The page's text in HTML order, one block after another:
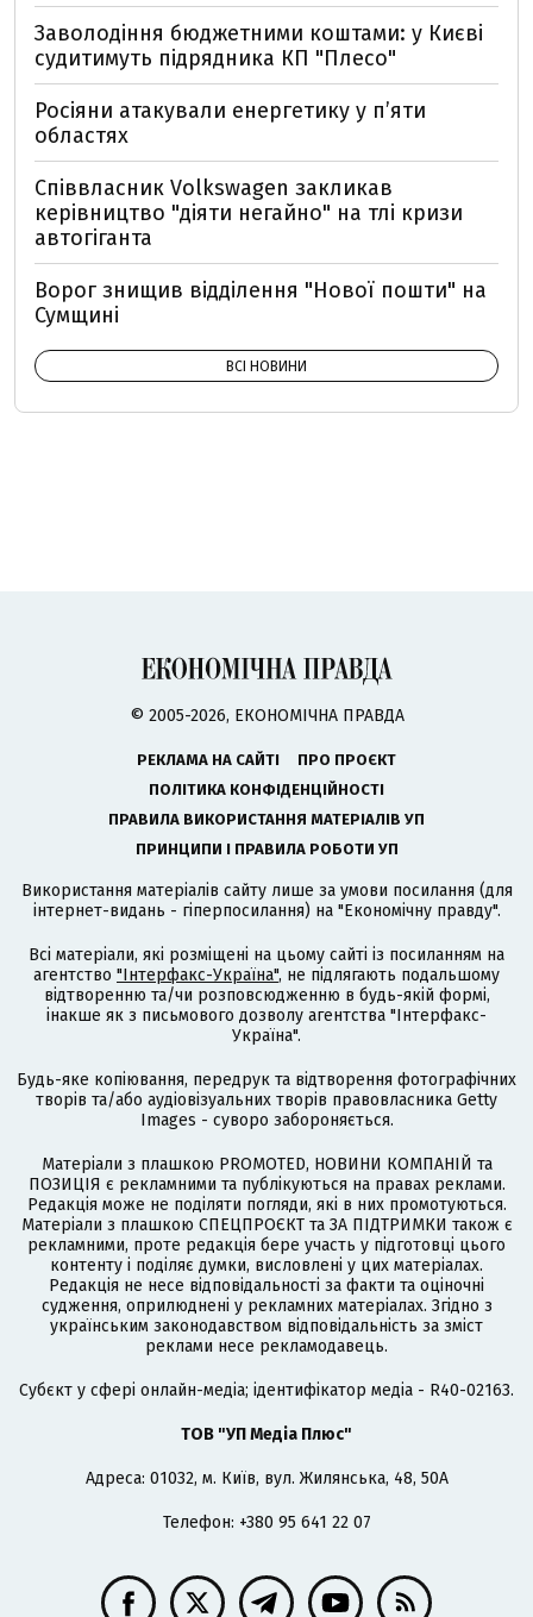
Заволодіння бюджетними коштами: у Києві
судитимуть підрядника КП "Плесо"
Росіяни атакували енергетику у пʼяти
областях
Співвласник Volkswagen закликав
керівництво "діяти негайно" на тлі кризи
автогіганта
Ворог знищив відділення "Нової пошти" на
Сумщині
ВСІ НОВИНИ
© 2005-2026, ЕКОНОМІЧНА ПРАВДА
РЕКЛАМА НА САЙТІ
ПРО ПРОЄКТ
ПОЛІТИКА КОНФІДЕНЦІЙНОСТІ
ПРАВИЛА ВИКОРИСТАННЯ МАТЕРІАЛІВ УП
ПРИНЦИПИ І ПРАВИЛА РОБОТИ УП
Використання матеріалів сайту лише за умови посилання (для
інтернет-видань - гіперпосилання) на "Економічну правду".
Всі матеріали, які розміщені на цьому сайті із посиланням на
агентство "Інтерфакс-Україна", не підлягають подальшому
відтворенню та/чи розповсюдженню в будь-якій формі,
інакше як з письмового дозволу агентства "Інтерфакс-
Україна".
Будь-яке копіювання, передрук та відтворення фотографічних
творів та/або аудіовізуальних творів правовласника Getty
Images - суворо забороняється.
Матеріали з плашкою PROMOTED, НОВИНИ КОМПАНІЙ та
ПОЗИЦІЯ є рекламними та публікуються на правах реклами.
Редакція може не поділяти погляди, які в них промотуються.
Матеріали з плашкою СПЕЦПРОЄКТ та ЗА ПІДТРИМКИ також є
рекламними, проте редакція бере участь у підготовці цього
контенту і поділяє думки, висловлені у цих матеріалах.
Редакція не несе відповідальності за факти та оціночні
судження, оприлюднені у рекламних матеріалах. Згідно з
українським законодавством відповідальність за зміст
реклами несе рекламодавець.
Cубєкт у сфері онлайн-медіа; ідентифікатор медіа - R40-02163.
ТОВ "УП Медіа Плюс"
Адреса: 01032, м. Київ, вул. Жилянська, 48, 50А
Телефон: +380 95 641 22 07